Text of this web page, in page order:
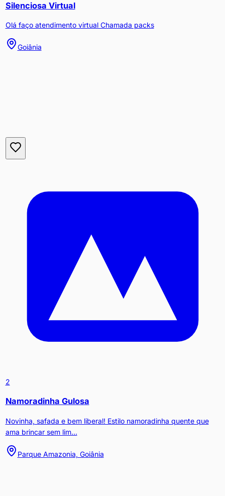
Silenciosa Virtual
Olá faço atendimento virtual Chamada packs
Goiânia
2
Namoradinha Gulosa
Novinha, safada e bem liberal! Estilo namoradinha quente que
ama brincar sem lim...
Parque Amazonia, Goiânia